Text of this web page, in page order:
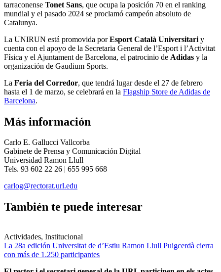
tarraconense Tonet Sans, que ocupa la posición 70 en el ranking
mundial y el pasado 2024 se proclamó campeón absoluto de
Catalunya.
La UNIRUN está promovida porEsport Català Universitari y
cuenta con el apoyo de la Secretaria General de l’Esport i l’Activitat
Física y el Ajuntament de Barcelona, el patrocinio de Adidas y la
organización de Gaudium Sports.
La Feria del Corredor, que tendrá lugar desde el 27 de febrero
hasta el 1 de marzo, se celebrará en la Flagship Store de Adidas de
Barcelona.
Más información
Carlo E. Gallucci Vallcorba
Gabinete de Prensa y Comunicación Digital
Universidad Ramon Llull
Tels. 93 602 22 26 | 655 995 668
carlog@rectorat.url.edu
También te puede interesar
Actividades, Institucional
La 28a edición Universitat de d’Estiu Ramon Llull Puigcerdà cierra
con más de 1.250 participantes